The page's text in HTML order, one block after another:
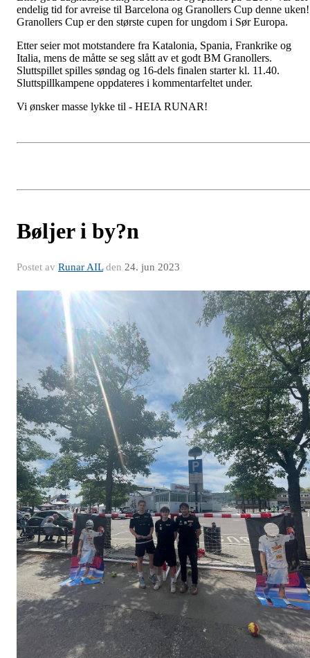
endelig tid for avreise til Barcelona og Granollers Cup denne uken!
Granollers Cup er den største cupen for ungdom i Sør Europa.
Etter seier mot motstandere fra Katalonia, Spania, Frankrike og
Italia, mens de måtte se seg slått av et godt BM Granollers.
Sluttspillet spilles søndag og 16-dels finalen starter kl. 11.40.
Sluttspillkampene oppdateres i kommentarfeltet under.
Vi ønsker masse lykke til - HEIA RUNAR!
Bøljer i by?n
Postet av Runar AILden 24. jun 2023